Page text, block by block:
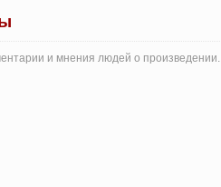
и мнения людей о произведении.